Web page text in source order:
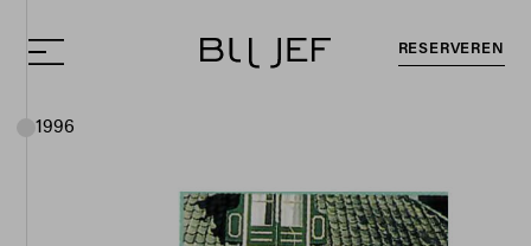
RESERVEREN
1996